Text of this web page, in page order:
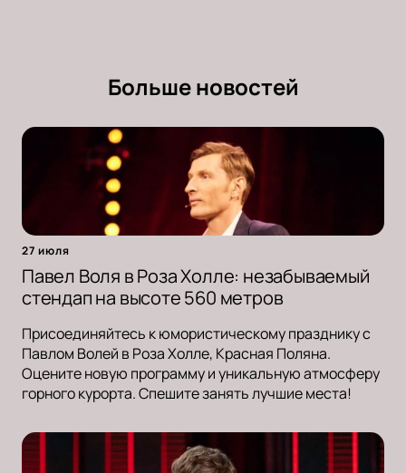
Больше новостей
27 июля
Павел Воля в Роза Холле: незабываемый
стендап на высоте 560 метров
Присоединяйтесь к юмористическому празднику с
Павлом Волей в Роза Холле, Красная Поляна.
Оцените новую программу и уникальную атмосферу
горного курорта. Спешите занять лучшие места!